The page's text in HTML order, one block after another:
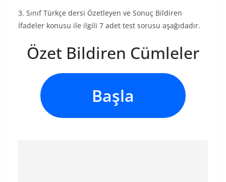
3. Sınıf Türkçe dersi Özetleyen ve Sonuç Bildiren
İfadeler konusu ile ilgili 7 adet test sorusu aşağıdadır.
Özet Bildiren Cümleler
Başla